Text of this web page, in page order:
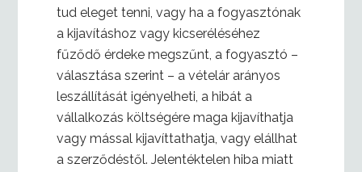
tud eleget tenni, vagy ha a fogyasztónak
a kijavításhoz vagy kicseréléséhez
fűződő érdeke megszűnt, a fogyasztó –
választása szerint – a vételár arányos
leszállítását igényelheti, a hibát a
vállalkozás költségére maga kijavíthatja
vagy mással kijavíttathatja, vagy elállhat
a szerződéstől. Jelentéktelen hiba miatt